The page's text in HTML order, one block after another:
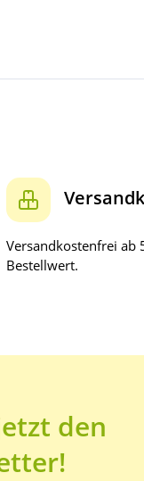
Versandkostenfrei ab
Bestellwert.
den